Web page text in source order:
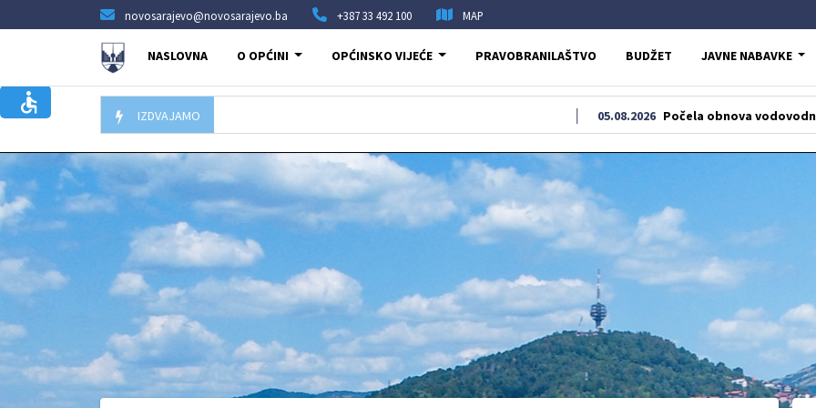
novosarajevo@novosarajevo.ba +387 33 492 100 MAP
NASLOVNA O OPĆINI OPĆINSKO VIJEĆE PRAVOBRANILAŠTVO BUDŽET JAVNE NABAVKE
IZDVAJAMO Počela obnova vodovodne i